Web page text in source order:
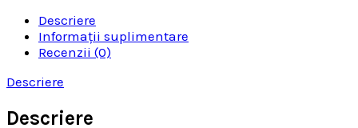
Descriere
Informații suplimentare
Recenzii (0)
Descriere
Descriere